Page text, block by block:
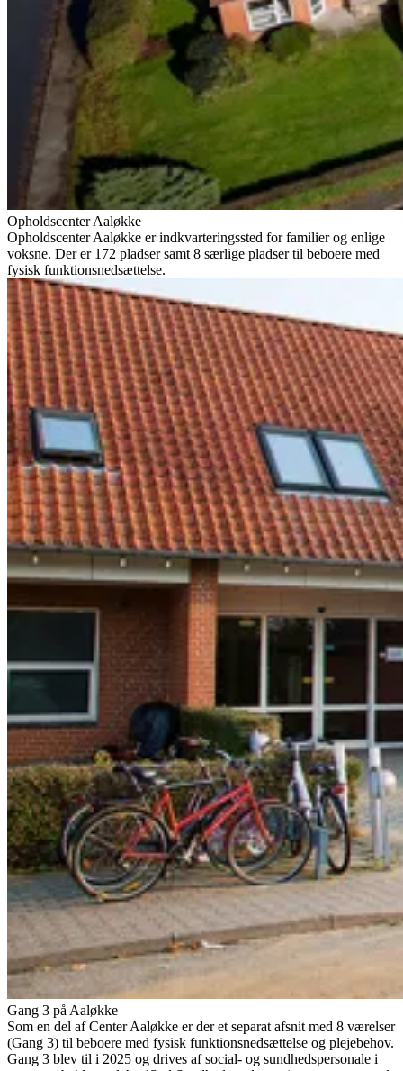
Opholdscenter Aaløkke
Opholdscenter Aaløkke er indkvarteringssted for familier og enlige
voksne. Der er 172 pladser samt 8 særlige pladser til beboere med
fysisk funktionsnedsættelse.
Gang 3 på Aaløkke
Som en del af Center Aaløkke er der et separat afsnit med 8 værelser
(Gang 3) til beboere med fysisk funktionsnedsættelse og plejebehov.
Gang 3 blev til i 2025 og drives af social- og sundhedspersonale i